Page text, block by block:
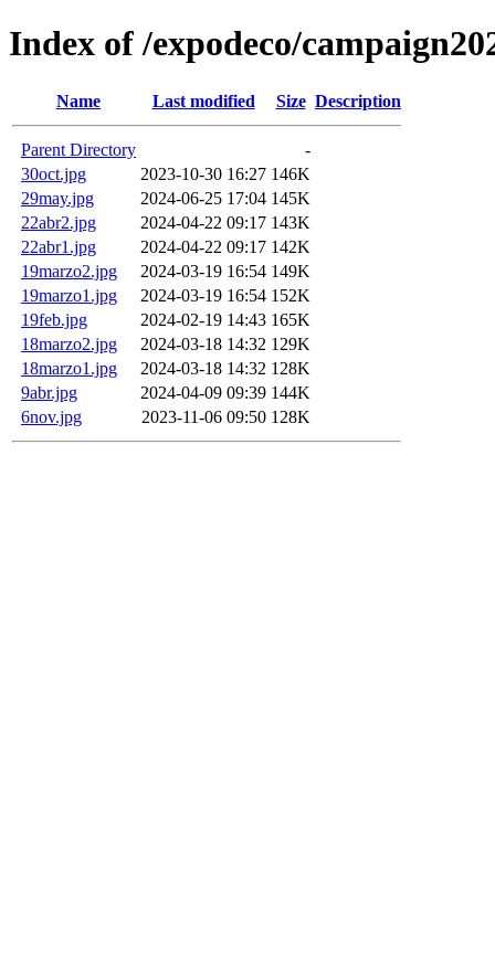
Index of /expodeco/
Name Last modified Size Description
Parent Directory
-
30oct.jpg
2023-10-30 16:27 146K
29may.jpg
2024-06-25 17:04 145K
22abr2.jpg
2024-04-22 09:17 143K
22abr1.jpg
2024-04-22 09:17 142K
19marzo2.jpg
2024-03-19 16:54 149K
19marzo1.jpg
2024-03-19 16:54 152K
19feb.jpg
2024-02-19 14:43 165K
18marzo2.jpg
2024-03-18 14:32 129K
18marzo1.jpg
2024-03-18 14:32 128K
9abr.jpg
2024-04-09 09:39 144K
6nov.jpg
2023-11-06 09:50 128K